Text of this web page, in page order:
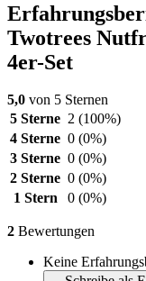
Twotrees
4er-Set
5,0 von 5 Sternen
5 Sterne 2 (100%)
4 Sterne 0 (0%)
3 Sterne 0 (0%)
2 Sterne 0 (0%)
1 Stern
0 (0%)
2 Bewertungen
Keine